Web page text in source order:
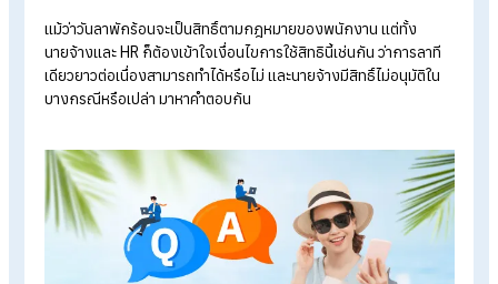
พนักงานขอลาพักร้อนนายจ้างไม่อนุมัติได้หรือไม่ตามกฎหมาย
แรงงาน
Q&A พนักงานต้องลาพักร้อนล่วงหน้าอย่างน้อยกี่วัน?
Q: พนักงานสามารถใช้วันลา
ร้อนทีเดียวติดต่อกันได้ไหม